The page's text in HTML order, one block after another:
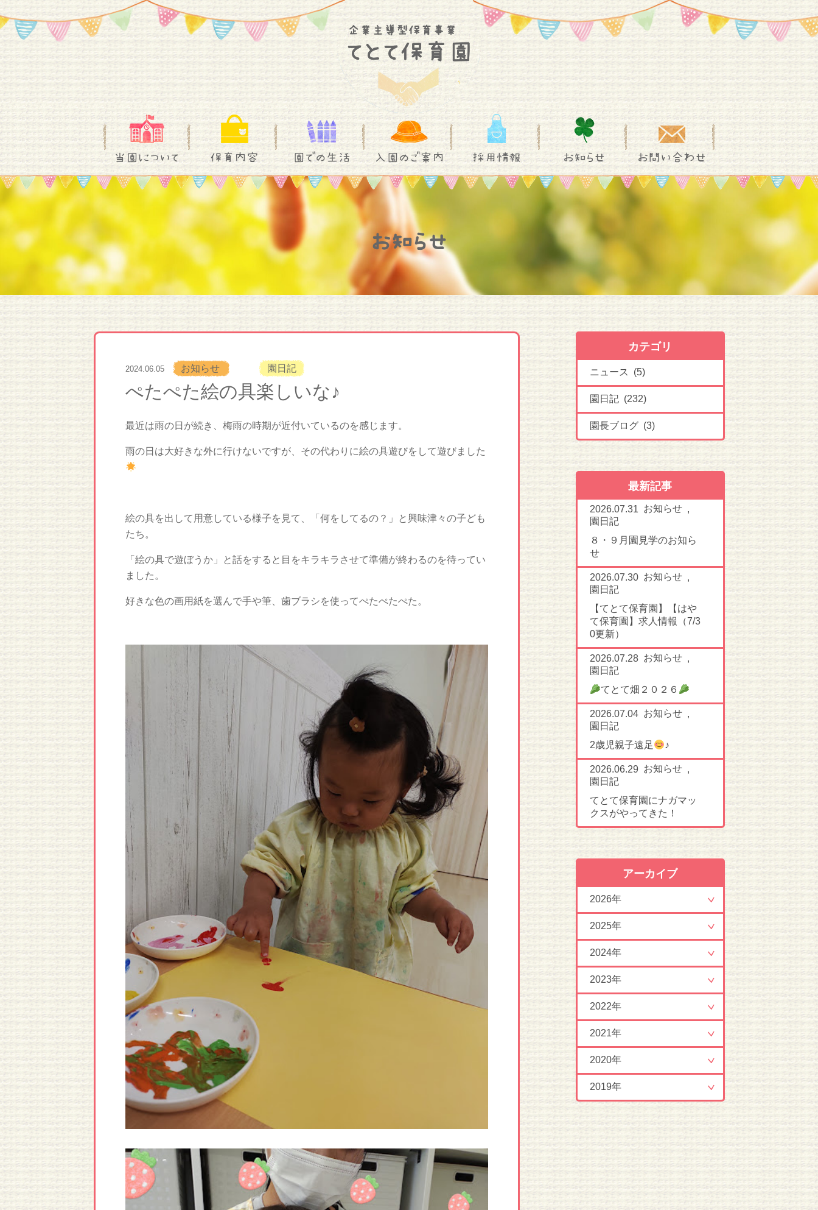
当園について 保育内容 園での生活 入園のご案内 採用情報 お知らせ お問い合わせ
お知らせ
2024.06.05 お知らせ 園日記
ぺたぺた絵の具楽しいな♪
最近は雨の日が続き、梅雨の時期が近付いているのを感じます。
雨の日は大好きな外に行けないですが、その代わりに絵の具遊びをして遊びました
絵の具を出して用意している様子を見て、「何をしてるの？」と興味津々の子ども
たち。
「絵の具で遊ぼうか」と話をすると目をキラキラさせて準備が終わるのを待ってい
ました。
好きな色の画用紙を選んで手や筆、歯ブラシを使ってぺたぺたぺた。
カテゴリ
ニュース (5)
園日記 (232)
園長ブログ (3)
最新記事
2026.07.31 お知らせ ,
園日記
８・９月園見学のお知ら
せ
2026.07.30 お知らせ ,
園日記
【てとて保育園】【はや
て保育園】求人情報（7/3
0更新）
2026.07.28 お知らせ ,
園日記
てとて畑２０２６
2026.07.04 お知らせ ,
園日記
2歳児親子遠足
♪
2026.06.29 お知らせ ,
園日記
てとて保育園にナガマッ
クスがやってきた！
アーカイブ
2026年
2025年
2024年
2023年
2022年
2021年
2020年
2019年